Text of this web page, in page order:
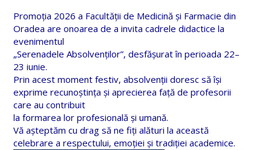
Promoția 2026 a Facultății de Medicină și Farmacie din
Oradea are onoarea de a invita cadrele didactice la
evenimentul
„Serenadele Absolvenților”, desfășurat în perioada 22–
23 iunie.
Prin acest moment festiv, absolvenții doresc să își
exprime recunoștința și aprecierea față de profesorii
care au contribuit
la formarea lor profesională și umană.
Vă așteptăm cu drag să ne fiți alături la această
celebrare a respectului, emoției și tradiției academice.